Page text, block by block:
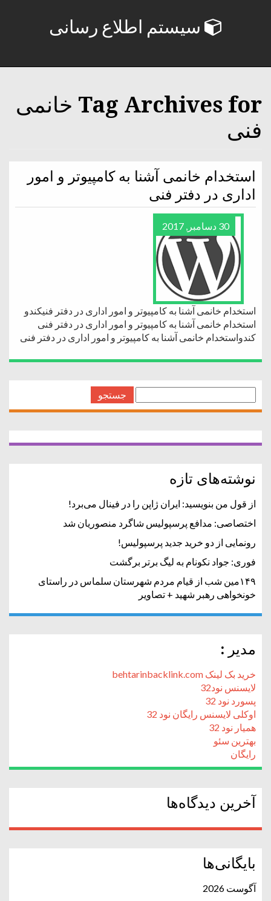
سیستم اطلاع رسانی
Tag Archives for خانمی
فنی
استخدام خانمی آشنا به کامپیوتر و امور
اداری در دفتر فنی
30 دسامبر, 2017
استخدام خانمی آشنا به کامپیوتر و امور اداری در دفتر فنیکندو
استخدام خانمی آشنا به کامپیوتر و امور اداری در دفتر فنی
کندواستخدام خانمی آشنا به کامپیوتر و امور اداری در دفتر فنی
برای:
نوشته‌های تازه
از قول من بنویسید: ایران ژاپن را در فینال می‌برد!
اختصاصی: مدافع پرسپولیس شاگرد منصوریان شد
رونمایی از دو خرید جدید پرسپولیس!
فوری: جواد نکونام به لیگ برتر برگشت
۱۴۹مین شب از قیام مردم شهرستان سلماس در راستای
خونخواهی رهبر شهید + تصاویر
مدیر :
خرید بک لینک behtarinbacklink.com
لایسنس نود32
پسورد نود 32
اوکلی لایسنس رایگان نود 32
همیار نود 32
بهترین سئو
رایگان
آخرین دیدگاه‌ها
بایگانی‌ها
آگوست 2026